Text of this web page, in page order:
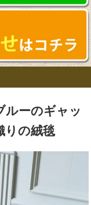
ルーのギャッ
りの絨毯